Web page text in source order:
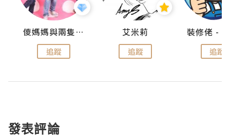
儍媽媽與兩隻小魔怪之家
追蹤
艾米莉
追蹤 追蹤
發表評論